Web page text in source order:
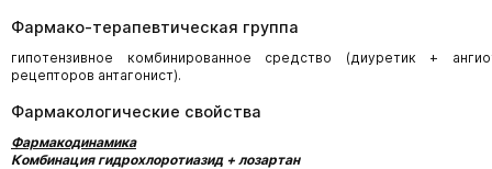
Фармако-терапевтическая группа
гипотензивное комбинированное средство (диуретик +
рецепторов антагонист).
Фармакологические свойства
Фармакодинамика
Комбинация гидрохлоротиазид + лозартан